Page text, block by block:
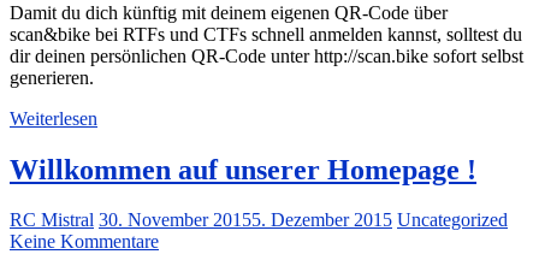
Damit du dich künftig mit deinem eigenen QR-Code über
scan&bike bei RTFs und CTFs schnell anmelden kannst, solltest du
dir deinen persönlichen QR-Code unter http://scan.bike sofort selbst
generieren.
Weiterlesen
Willkommen auf unserer Homepage !
RC Mistral 30. November 20155. Dezember 2015 Uncategorized
Keine Kommentare